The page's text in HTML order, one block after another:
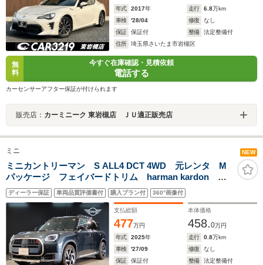
年式
2017年 走行 6.8万km
車検
'28/04 修復
なし
保証
保証付 整備
法定整備付
住所
埼玉県さいたま市岩槻区
無
料
今すぐ在庫確認・見積依頼
電話する
カーセンサーアフター保証が付けられます
販売店： カーミニーク 東岩槻店 ＪＵ適正販売店
ミニ NEW
ミニカントリーマン S ALL4 DCT 4WD 元レンタ M
パッケージ フェイバードトリム harman kardon 純
正19インチアルミ 追従型クルコン メモリ機能付パワ
ーシート シートヒーター ステアリングヒーター 全
周囲カメラ 電動リアゲート
ディーラー保証 車両品質評価書付 購入プラン付 360°画像付
支払総額
477万円
本体価格
458.0万円
年式
2025年 走行 0.8万km
車検
'27/09 修復
なし
保証
保証付 整備
法定整備付